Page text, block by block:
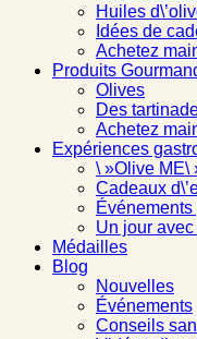
Huiles
Idées de
Achetez
Produits
Olives
Des
Achetez
Expériences
\ »Olive ME\
Cadeaux
Un jour
Médailles
Blog
Nouvelles
Événements
Conseils